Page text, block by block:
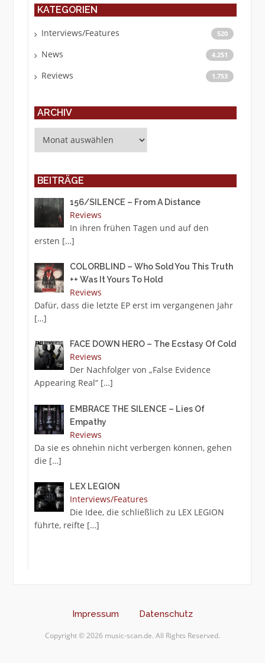
KATEGORIEN
Interviews/Features 520
News 4.251
Reviews 1.753
ARCHIV
BEITRÄGE
156/SILENCE – From A Distance
Reviews
In ihren frühen Tagen und auf den
ersten […]
COLORBLIND – Who Sold You This Truth
++ Was It Yours To Hold
Reviews
Dafür, dass die letzte EP erst im vergangenen Jahr
[…]
FACE DOWN HERO – The Ecstasy Of Cold
Reviews
Der Nachfolger von „False Evidence
Appearing Real“ […]
EMBRACE THE SILENCE – Lies Of
Empathy
Reviews
Da sie es ohnehin nicht verbergen können, gehen
die […]
LEX LEGION
Interviews/Features
Die Idee, die schließlich zu LEX LEGION
führte, reifte […]
Impressum Datenschutz
Copyright © 2026 music-scan.de. All Rights Reserved.